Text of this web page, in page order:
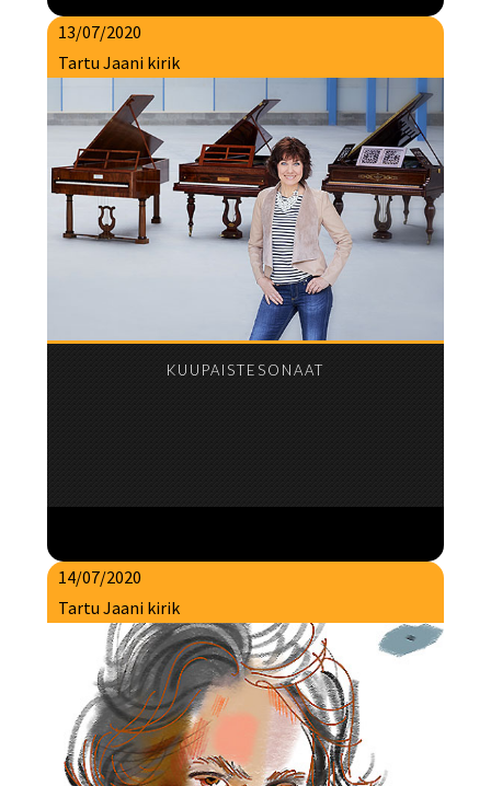
13/07/2020
Tartu Jaani kirik
KUUPAISTESONAAT
14/07/2020
Tartu Jaani kirik